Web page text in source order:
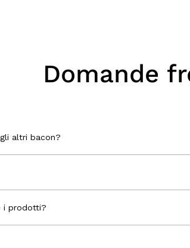
Domande
altri bacon?
i prodotti?